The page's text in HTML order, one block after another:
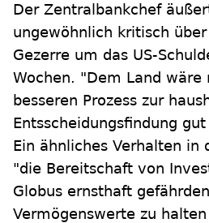
Der Zentralbankchef
ungewöhnlich kritisch
Gezerre um das US-
Wochen. "Dem Land wäre
besseren Prozess zur
Entsscheidungsfindung
Ein ähnliches Verhalten in
"die Bereitschaft von
Globus ernsthaft
Vermögenswerte zu